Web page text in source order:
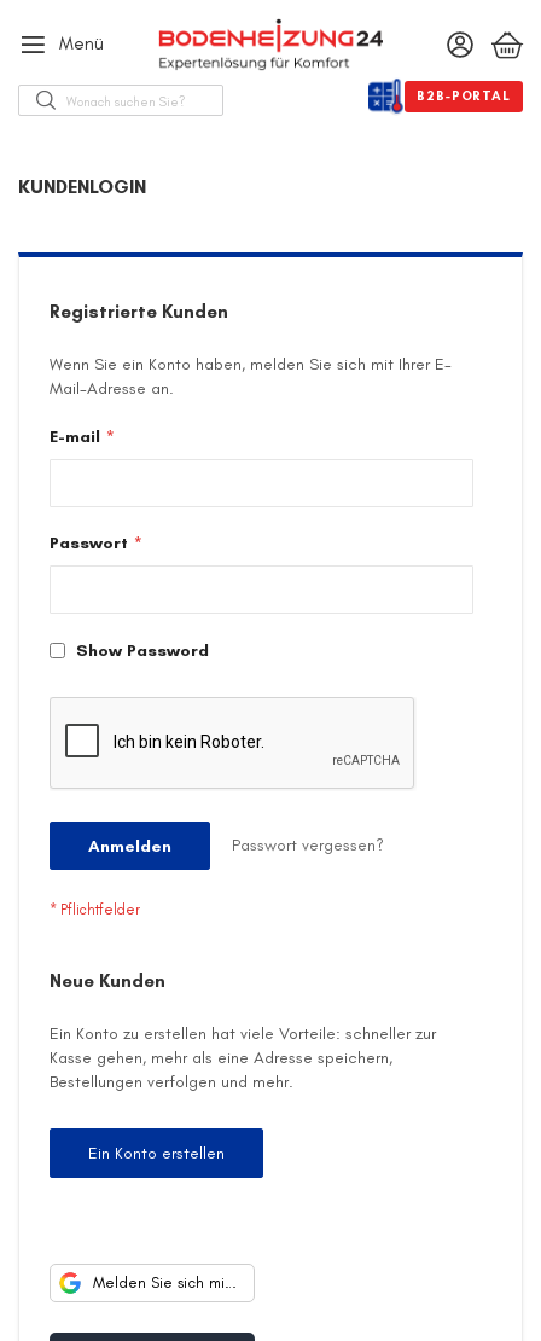
Menü
Suche B2B-PORTAL
KUNDENLOGIN
Registrierte Kunden
Wenn Sie ein Konto haben, melden Sie sich mit Ihrer E-
Mail-Adresse an.
E-mail
Passwort
Show Password
Anmelden Passwort vergessen?
Neue Kunden
Ein Konto zu erstellen hat viele Vorteile: schneller zur
Kasse gehen, mehr als eine Adresse speichern,
Bestellungen verfolgen und mehr.
Ein Konto erstellen
Melden Sie sich mit Google an